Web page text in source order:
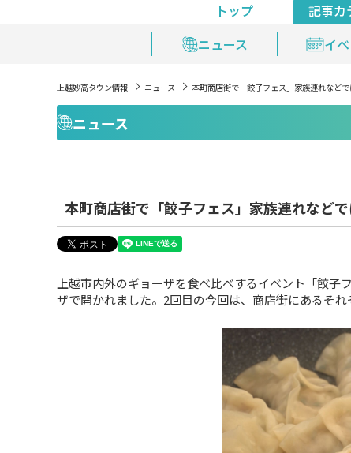
トップ
記事カ
ニュース
イ
おくやみ情報
上越妙高タウン情報 ニュース 本町商店街で「餃子フェス」家族連れなどで
ニュース
本町商店街で「餃子フェス」家族連れなど
上越市内外のギョーザを食べ比べするイベント「餃子
ザで開かれました。2回目の今回は、商店街にあるそ